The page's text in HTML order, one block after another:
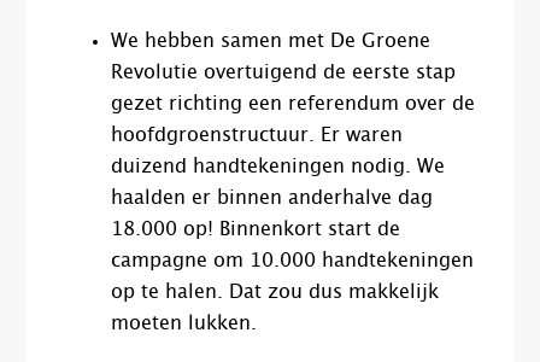
We hebben samen met De Groene
Revolutie overtuigend de eerste stap
gezet richting een referendum over de
hoofdgroenstructuur. Er waren
duizend handtekeningen nodig. We
haalden er binnen anderhalve dag
18.000 op! Binnenkort start de
campagne om 10.000 handtekeningen
op te halen. Dat zou dus makkelijk
moeten lukken.